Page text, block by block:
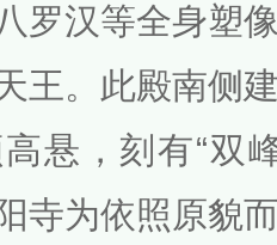
罗汉等全身塑
王。此殿南侧
悬，刻有“双
寺为依照原貌